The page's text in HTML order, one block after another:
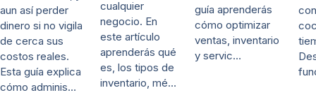
aun así perder
dinero si no vigila
de cerca sus
costos reales.
Esta guía explica
cómo adminis…
cualquier
negocio. En
este artículo
aprenderás qué
es, los tipos de
inventario, mé…
guía aprenderás
cómo optimizar
ventas, inventario
y servic…